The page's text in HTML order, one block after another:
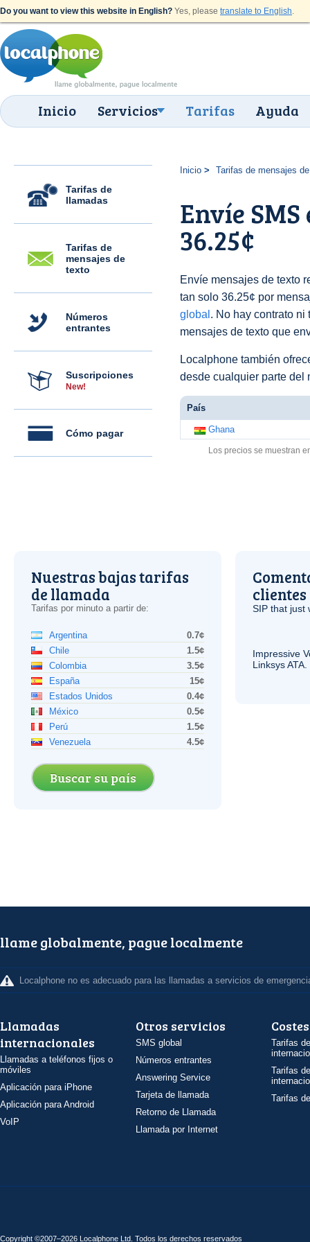
Do you want to view this website in English? Yes, please translate to English.
Inicio Servicios Tarifas Ayuda
Tarifas de
llamadas
Tarifas de
mensajes de
texto
Números
entrantes
Suscripciones
New!
Cómo pagar
Inicio Tarifas de mensajes
Envíe
36.25¢
Envíe mensajes de texto
tan solo 36.25¢ por
global . No hay contrato ni
mensajes de texto que
Localphone también
desde cualquier parte del
País
Ghana
Los precios se muestran
Nuestras bajas tarifas
de llamada
Tarifas por minuto a partir de:
Argentina
0.7¢
Chile
1.5¢
Colombia
3.5¢
España
15¢
Estados Unidos
0.4¢
México
0.5¢
Perú
1.5¢
Venezuela
4.5¢
Buscar su país
clientes
SIP that just
Impressive
LinksysATA
llame globalmente, pague localmente
Localphone no es adecuado para las llamadas a servicios de
Llamadas
internacionales
Llamadas a teléfonos fijos o
móviles
Aplicación para iPhone
Aplicación para Android
VoIP
Otros servicios
SMS global
Números entrantes
Answering Service
Tarjeta de llamada
Retorno de Llamada
Llamada por Internet
Costes
Tarifas
Tarifas
Tarifas
Copyright ©2007–2026 Localphone Ltd . Todos los derechos reservados